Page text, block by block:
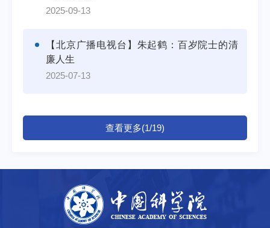
2025-09-13
【北京广播电视台】朱起鹤：百岁院士的清
廉人生
2025-07-13
查看更多(1/19)